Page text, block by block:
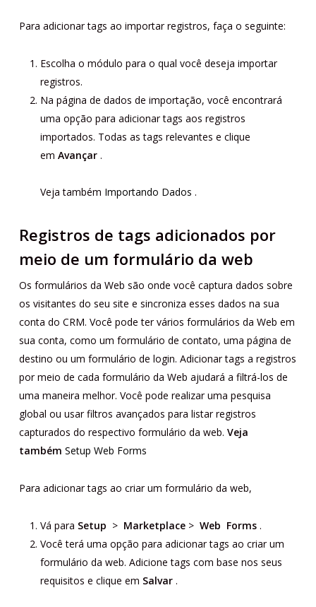
Para adicionar tags ao importar registros, faça o seguinte:
Escolha o módulo para o qual você deseja importar
registros.
Na página de dados de importação, você encontrará
uma opção para adicionar tags aos registros
importados. Todas as tags relevantes e clique
em Avançar.
Veja também Importando Dados .
Registros de tags adicionados por
meio de um formulário da web
Os formulários da Web são onde você captura dados sobre
os visitantes do seu site e sincroniza esses dados na sua
conta do CRM. Você pode ter vários formulários da Web em
sua conta, como um formulário de contato, uma página de
destino ou um formulário de login. Adicionar tags a registros
por meio de cada formulário da Web ajudará a filtrá-los de
uma maneira melhor. Você pode realizar uma pesquisa
global ou usar filtros avançados para listar registros
capturados do respectivo formulário da web. Veja
também Setup Web Forms
Para adicionar tags ao criar um formulário da web,
Vá para Setup > Marketplace> Web Forms.
Você terá uma opção para adicionar tags ao criar um
formulário da web. Adicione tags com base nos seus
requisitos e clique em Salvar.